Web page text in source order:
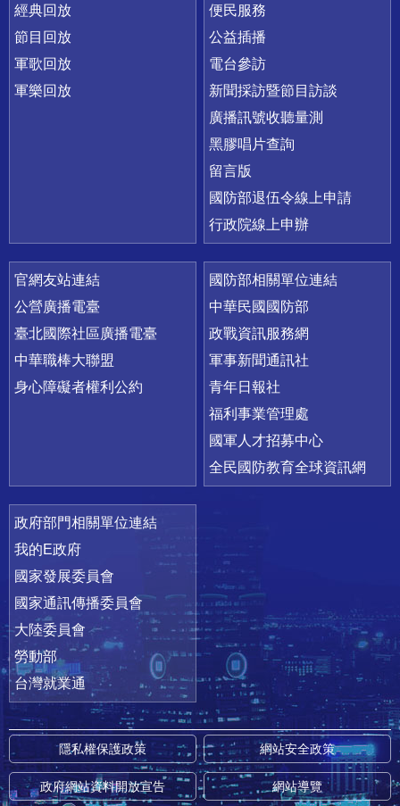
經典回放
節目回放
軍歌回放
軍樂回放
便民服務
公益插播
電台參訪
新聞採訪暨節目訪談
廣播訊號收聽量測
黑膠唱片查詢
留言版
國防部退伍令線上申請
行政院線上申辦
官網友站連結
公營廣播電臺
臺北國際社區廣播電臺
中華職棒大聯盟
身心障礙者權利公約
國防部相關單位連結
中華民國國防部
政戰資訊服務網
軍事新聞通訊社
青年日報社
福利事業管理處
國軍人才招募中心
全民國防教育全球資訊網
政府部門相關單位連結
我的E政府
國家發展委員會
國家通訊傳播委員會
大陸委員會
勞動部
台灣就業通
隱私權保護政策 網站安全政策
政府網站資料開放宣告 網站導覽